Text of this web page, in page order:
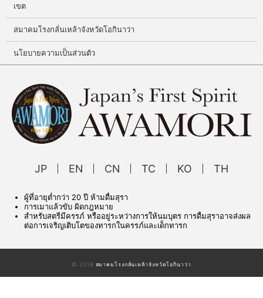
เขต
สมาคมโรงกลั่นเหล้าจังหวัดโอกินาว่า
นโยบายความเป็นส่วนตัว
JP EN CN TC KO TH
ผู้ที่อายุต่ำกว่า 20 ปี ห้ามดื่มสุรา
การเมาแล้วขับ ผิดกฎหมาย
สำหรับสตรีมีครรภ์ หรืออยู่ระหว่างการให้นมบุตร การดื่มสุราอาจส่งผล
ต่อการเจริญเติบโตของทารกในครรภ์และเด็กทารก
© 2018 สมาคมโรงกลั่นเหล้าจังหวัดโอกินาว่า